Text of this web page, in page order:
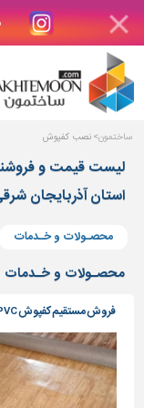
دکوراسیون
بتن
های
بتنی
درب
پنجره
مصالح
نرده
و
حفاظ
ساختمون نصب کفپوش
لیست قیمت و
استان آذربایجان
محصـولات و خـدمات
محصـولات و خـدمات
فروش مستقیم کفپوش PVC و رولی